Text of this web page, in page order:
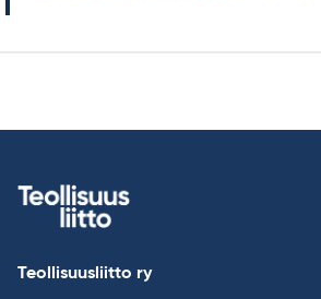
Teollisuusliitto ry